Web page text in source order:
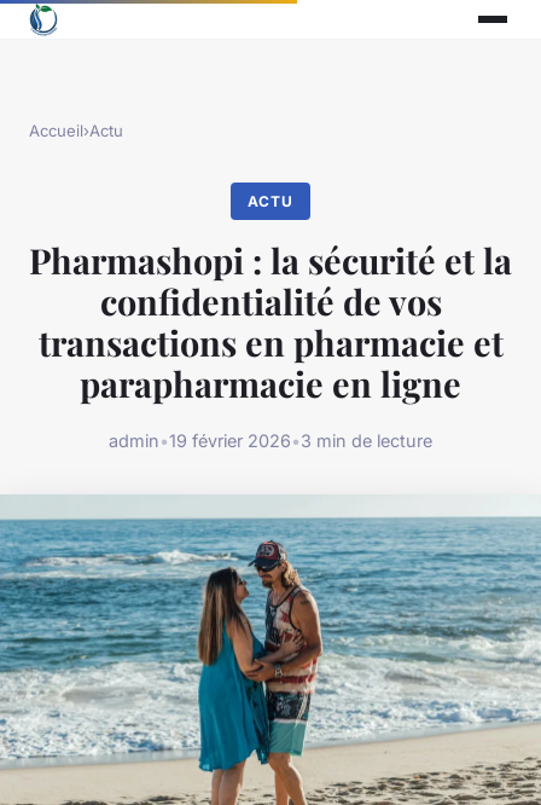
Accueil›Actu
ACTU
Pharmashopi : la sécurité et la
confidentialité de vos
transactions en pharmacie et
parapharmacie en ligne
admin•19 février 2026•3 min de lecture